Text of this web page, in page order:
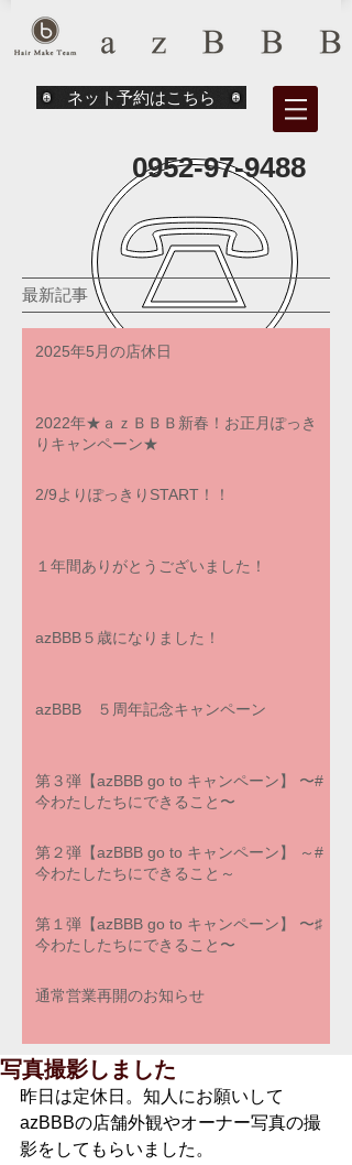
ネット予約はこちら
0952-97-9488
最新記事
2025年5月の店休日
2022年★ａｚＢＢＢ新春！お正月ぽっき
りキャンペーン★
2/9よりぽっきりSTART！！
１年間ありがとうございました！
azBBB５歳になりました！
azBBB ５周年記念キャンペーン
第３弾【azBBB go to キャンペーン】 〜#
今わたしたちにできること〜
第２弾【azBBB go to キャンペーン】 ～#
今わたしたちにできること～
第１弾【azBBB go to キャンペーン】 〜♯
今わたしたちにできること〜
通常営業再開のお知らせ
写真撮影しました
昨日は定休日。知人にお願いして
azBBBの店舗外観やオーナー写真の撮
影をしてもらいました。